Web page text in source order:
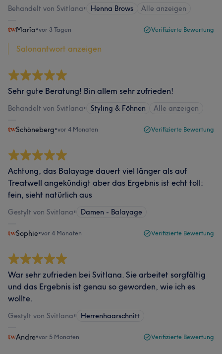
Behandelt von Svitlana• Henna Brows Alle anzeigen
María•vor 3 Tagen Verifizierte Bewertung
Salonantwort anzeigen
Sehr gute Beratung! Bin allem sehr zufrieden!
Behandelt von Svitlana• Styling & Föhnen Alle anzeigen
Schöneberg•vor 4 Monaten Verifizierte Bewertung
Achtung, das Balayage dauert viel länger als auf
Treatwell angekündigt aber das Ergebnis ist echt toll:
fein, sieht natürlich aus
Gestylt von Svitlana• Damen - Balayage
Sophie•vor 4 Monaten Verifizierte Bewertung
War sehr zufrieden bei Svitlana. Sie arbeitet sorgfältig
und das Ergebnis ist genau so geworden, wie ich es
wollte.
Gestylt von Svitlana• Herrenhaarschnitt
Andre•vor 5 Monaten Verifizierte Bewertung